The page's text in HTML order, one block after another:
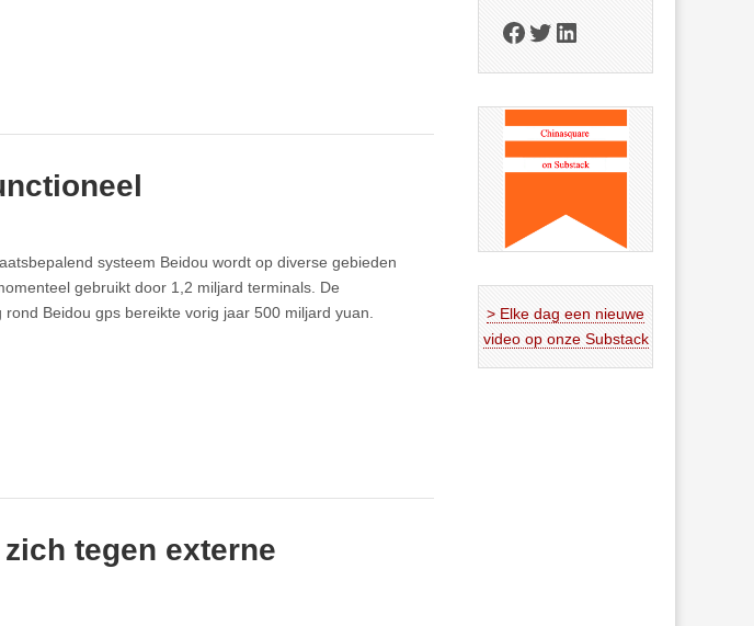
systeem Beidou wordt op diverse gebieden
gebruikt door 1,2 miljard terminals. De
rond Beidou gps bereikte vorig jaar 500 miljard yuan.
tegen externe
Facebook
Twitter
LinkedIn
> Elke dag een nieuwe
video op onze Substack